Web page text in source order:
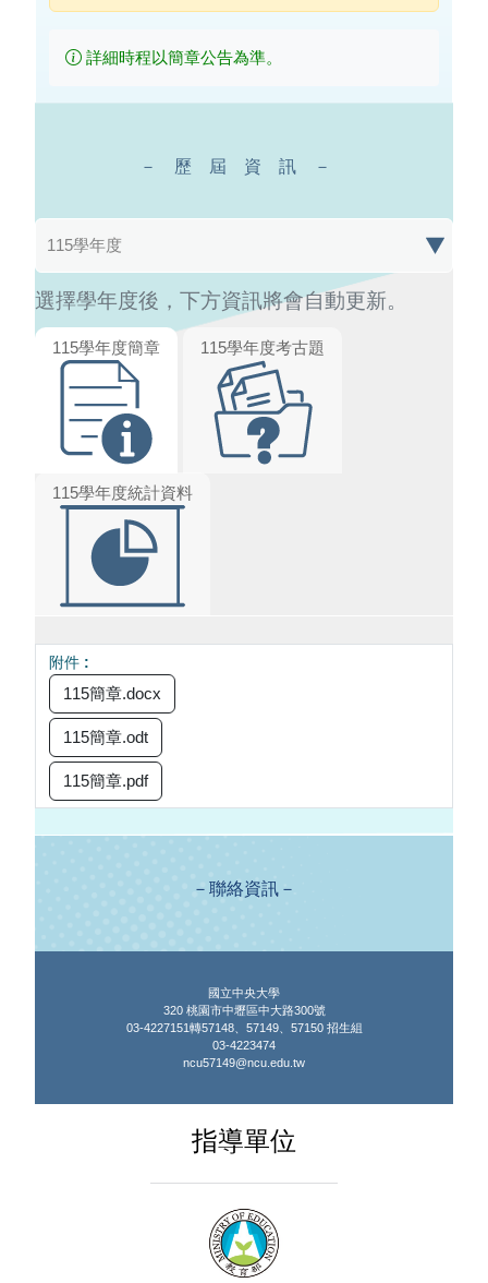
詳細時程以簡章公告為準。
－歷屆資訊－
歷屆資訊學年度
選擇學年度後，下方資訊將會自動更新。
115學年度簡章 115學年度考古題
115學年度統計資料
115簡章.docx
115簡章.odt
115簡章.pdf
－聯絡資訊－
國立中央大學
320 桃園市中壢區中大路300號
03-4227151轉57148、57149、57150 招生組
03-4223474
ncu57149@ncu.edu.tw
指導單位